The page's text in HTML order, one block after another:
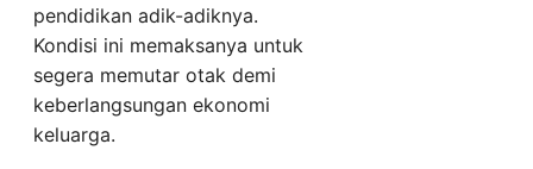
pendidikan adik-adiknya.
Kondisi ini memaksanya untuk
segera memutar otak demi
keberlangsungan ekonomi
keluarga.